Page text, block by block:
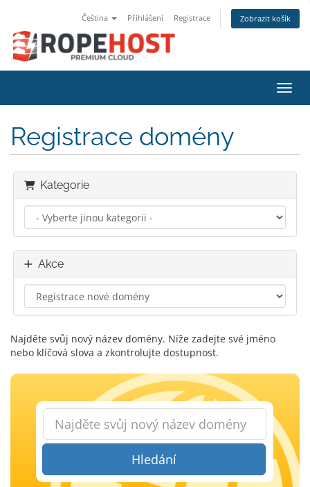
Čeština Přihlášení Registrace Zobrazit košík
Registrace domény
Kategorie
Akce
Najděte svůj nový název domény. Níže zadejte své jméno
nebo klíčová slova a zkontrolujte dostupnost.
Hledání